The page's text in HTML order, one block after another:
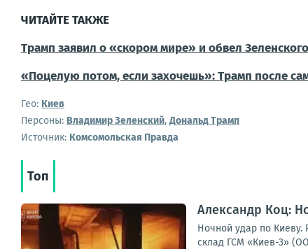
ЧИТАЙТЕ ТАКЖЕ
Трамп заявил о «скором мире» и обвел
«Поцелую потом, если захочешь»: Трамп после
Гео: Киев
Персоны: Владимир Зеленский,Дональд Трамп
Источник: Комсомольская Правда
Топ
Александр Коц:
Ночной удар по Киеву.
склад ГСМ «Киев-3»